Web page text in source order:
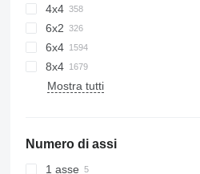
4x4
6x2
6x4
8x4
Mostra tutti
Numero di assi
1 asse